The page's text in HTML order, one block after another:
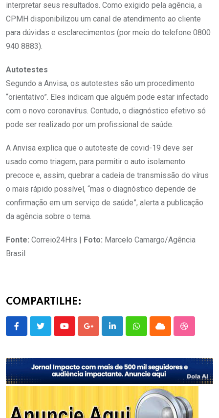
interpretar seus resultados. Como exigido pela agência, a
CPMH disponibilizou um canal de atendimento ao cliente
para dúvidas e esclarecimentos (por meio do telefone 0800
940 8883).
Autotestes
Segundo a Anvisa, os autotestes são um procedimento
“orientativo”. Eles indicam que alguém pode estar infectado
com o novo coronavírus. Contudo, o diagnóstico efetivo só
pode ser realizado por um profissional de saúde.
A Anvisa explica que o autoteste de covid-19 deve ser
usado como triagem, para permitir o auto isolamento
precoce e, assim, quebrar a cadeia de transmissão do vírus
o mais rápido possível, “mas o diagnóstico depende de
confirmação em um serviço de saúde”, alerta a publicação
da agência sobre o tema.
Fonte: Correio24Hrs | Foto: Marcelo Camargo/Agência
Brasil
COMPARTILHE:
YoutubeGoogle+LinkedInWhatsappCloud